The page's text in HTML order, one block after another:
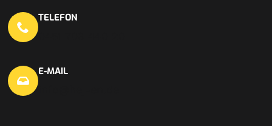
TELEFON
E-MAIL